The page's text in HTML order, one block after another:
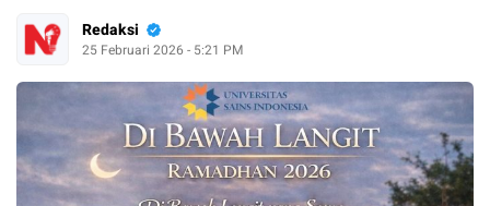
Redaksi
25 Februari 2026 - 5:21 PM